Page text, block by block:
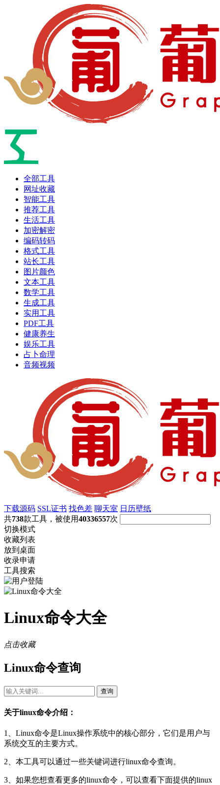
全部工具
网址收藏
智能工具
推荐工具
生活工具
加密解密
编码转码
格式工具
站长工具
图片颜色
文本工具
数学工具
生成工具
实用工具
PDF工具
健康养生
娱乐工具
占卜命理
音频视频
下载源码 SSL证书 找色差 聊天室 日历壁纸
共738款工具，被使用40336557次
切换模式
收藏列表
放到桌面
收录申请
工具搜索
Linux命令大全
点击收藏
Linux命令查询
查询
关于linux命令介绍：
1、Linux命令是Linux操作系统中的核心部分，它们是用户与
系统交互的主要方式。
2、本工具可以通过一些关键词进行linux命令查询。
3、如果您想查看更多的linux命令，可以查看下面提供的linux